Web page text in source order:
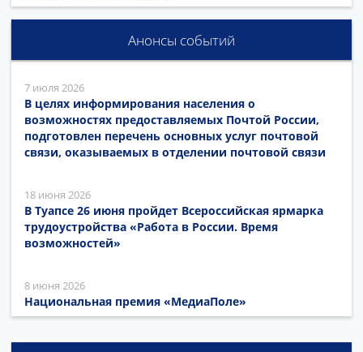
Анонсы событий
7 июля 2026
В целях информирования населения о
возможностях предоставляемых Почтой России,
подготовлен перечень основных услуг почтовой
связи, оказываемых в отделении почтовой связи
18 июня 2026
В Туапсе 26 июня пройдет Всероссийская ярмарка
трудоустройства «Работа в России. Время
возможностей»
8 июня 2026
Национальная премия «МедиаПоле»